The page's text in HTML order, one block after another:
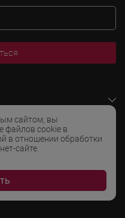
сайтом, вы
файлов cookie в
в отношении обработки
сайте.